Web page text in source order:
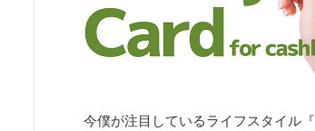
今僕が注目しているライフスタイル『